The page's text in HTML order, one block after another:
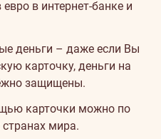
в интернет-банке и
деньги – даже если Вы
карточку, деньги на
защищены.
карточки можно по
странах мира.